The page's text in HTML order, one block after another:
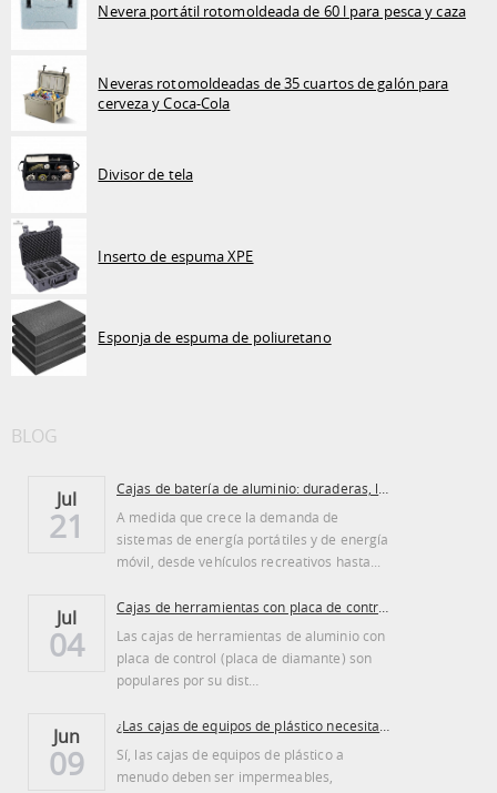
Nevera portátil rotomoldeada de 60 l para pesca y caza
Neveras rotomoldeadas de 35 cuartos de galón para
cerveza y Coca-Cola
Divisor de tela
Inserto de espuma XPE
Esponja de espuma de poliuretano
BLOG
Jul
21
A medida que crece la demanda de
sistemas de energía portátiles y de energía
móvil, desde vehículos recreativos hasta...
Jul
04
Las cajas de herramientas de aluminio con
placa de control (placa de diamante) son
populares por su dist…
Jun
09
Sí, las cajas de equipos de plástico a
menudo deben ser impermeables,